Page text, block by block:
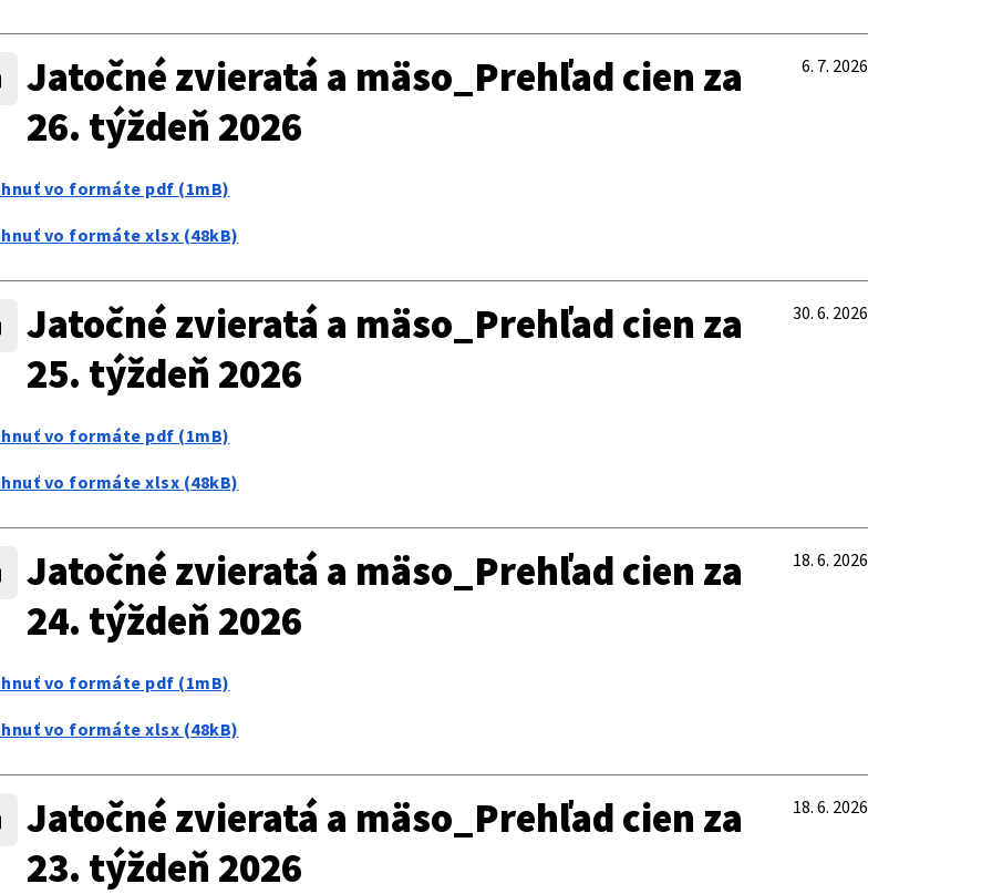
Jatočné zvieratá a mäso_Prehľad cien za
26. týždeň 2026
6. 7. 2026
vo formáte pdf (1mB)
vo formáte xlsx (48kB)
Jatočné zvieratá a mäso_Prehľad cien za
25. týždeň 2026
30. 6. 2026
vo formáte pdf (1mB)
vo formáte xlsx (48kB)
Jatočné zvieratá a mäso_Prehľad cien za
24. týždeň 2026
18. 6. 2026
vo formáte pdf (1mB)
vo formáte xlsx (48kB)
Jatočné zvieratá a mäso_Prehľad cien za
23. týždeň 2026
18. 6. 2026